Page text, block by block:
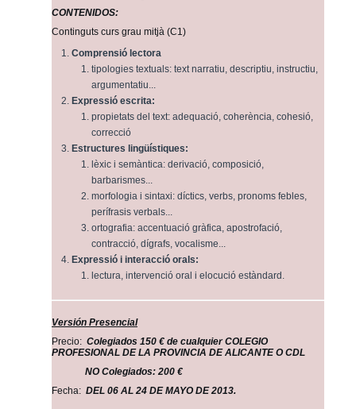
CONTENIDOS:
Continguts curs grau mitjà (C1)
Comprensió lectora
tipologies textuals: text narratiu, descriptiu, instructiu,
argumentatiu...
Expressió escrita:
propietats del text: adequació, coherència, cohesió,
correcció
Estructures lingüístiques:
lèxic i semàntica: derivació, composició,
barbarismes...
morfologia i sintaxi: díctics, verbs, pronoms febles,
perífrasis verbals...
ortografia: accentuació gràfica, apostrofació,
contracció, dígrafs, vocalisme...
Expressió i interacció orals:
lectura, intervenció oral i elocució estàndard.
Versión Presencial
Precio: Colegiados 150 € de cualquier COLEGIO
PROFESIONAL DE LA PROVINCIA DE ALICANTE O CDL
NO Colegiados: 200 €
Fecha: DEL 06 AL 24 DE MAYO DE 2013.